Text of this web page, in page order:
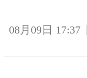
08月09日 17:37